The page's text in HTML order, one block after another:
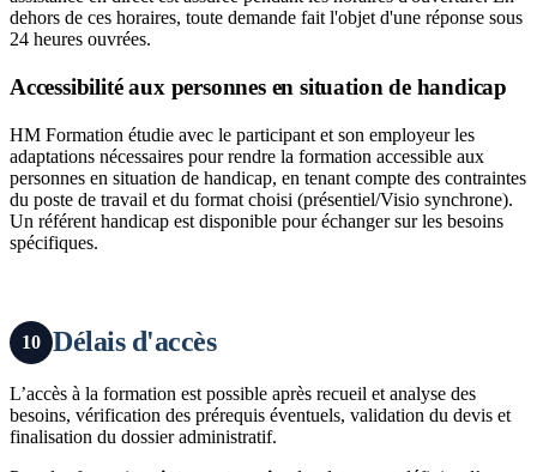
dehors de ces horaires, toute demande fait l'objet d'une réponse sous
24 heures ouvrées.
Accessibilité aux personnes en situation de handicap
HM Formation étudie avec le participant et son employeur les
adaptations nécessaires pour rendre la formation accessible aux
personnes en situation de handicap, en tenant compte des contraintes
du poste de travail et du format choisi (présentiel/Visio synchrone).
Un référent handicap est disponible pour échanger sur les besoins
spécifiques.
10 Délais d'accès
L’accès à la formation est possible après recueil et analyse des
besoins, vérification des prérequis éventuels, validation du devis et
finalisation du dossier administratif.